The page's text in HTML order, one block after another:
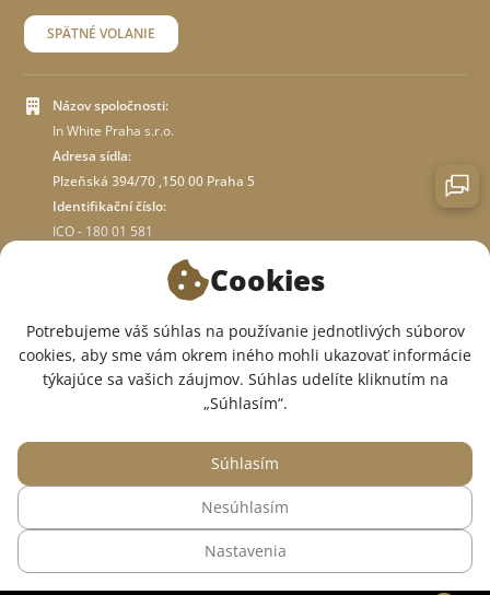
SPÄTNÉ VOLANIE
Názov spoločnosti:
In White Praha s.r.o.
Adresa sídla:
Plzeňská 394/70 ,150 00 Praha 5
Identifikační číslo:
ICO - 180 01 581
O OBCHODE
SME V SOCIÁLNYCH SIEŤACH:
© 2015 — 2026, Internetový obchod so zdravotným oblečením InWhite.
Web vytvorilSago Group
Cookies
Potrebujeme váš súhlas na používanie jednotlivých súborov
cookies, aby sme vám okrem iného mohli ukazovať informácie
týkajúce sa vašich záujmov. Súhlas udelíte kliknutím na
„Súhlasím“.
Nastavenia
Nesúhlasím
Súhlasím